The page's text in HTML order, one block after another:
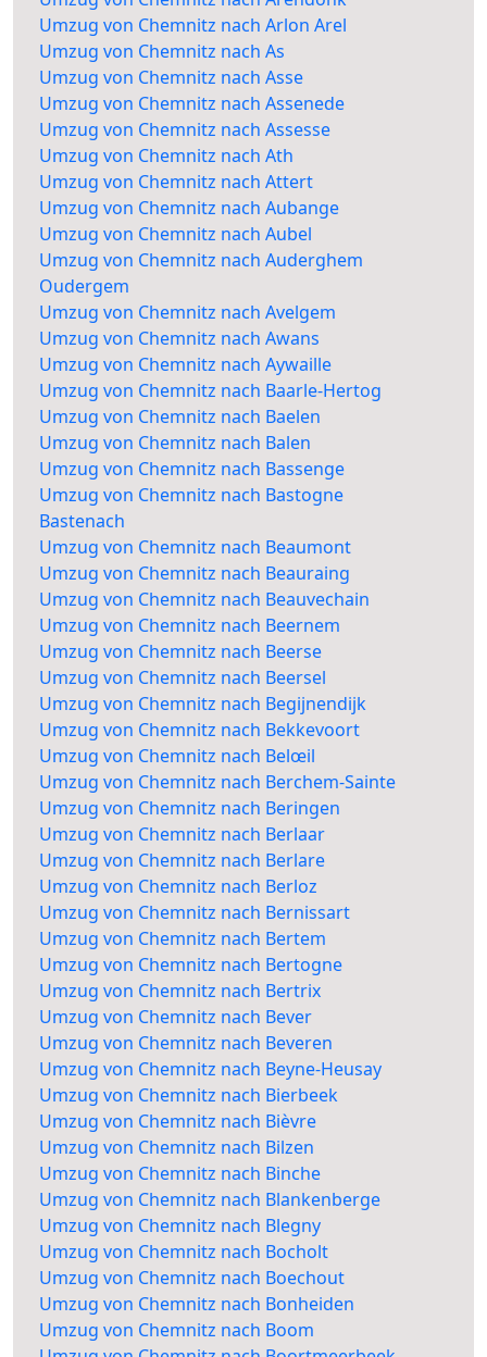
Umzug von Chemnitz nach Arlon Arel
Umzug von Chemnitz nach As
Umzug von Chemnitz nach Asse
Umzug von Chemnitz nach Assenede
Umzug von Chemnitz nach Assesse
Umzug von Chemnitz nach Ath
Umzug von Chemnitz nach Attert
Umzug von Chemnitz nach Aubange
Umzug von Chemnitz nach Aubel
Umzug von Chemnitz nach Auderghem
Oudergem
Umzug von Chemnitz nach Avelgem
Umzug von Chemnitz nach Awans
Umzug von Chemnitz nach Aywaille
Umzug von Chemnitz nach Baarle-Hertog
Umzug von Chemnitz nach Baelen
Umzug von Chemnitz nach Balen
Umzug von Chemnitz nach Bassenge
Umzug von Chemnitz nach Bastogne
Bastenach
Umzug von Chemnitz nach Beaumont
Umzug von Chemnitz nach Beauraing
Umzug von Chemnitz nach Beauvechain
Umzug von Chemnitz nach Beernem
Umzug von Chemnitz nach Beerse
Umzug von Chemnitz nach Beersel
Umzug von Chemnitz nach Begijnendijk
Umzug von Chemnitz nach Bekkevoort
Umzug von Chemnitz nach Belœil
Umzug von Chemnitz nach Berchem-Sainte
Umzug von Chemnitz nach Beringen
Umzug von Chemnitz nach Berlaar
Umzug von Chemnitz nach Berlare
Umzug von Chemnitz nach Berloz
Umzug von Chemnitz nach Bernissart
Umzug von Chemnitz nach Bertem
Umzug von Chemnitz nach Bertogne
Umzug von Chemnitz nach Bertrix
Umzug von Chemnitz nach Bever
Umzug von Chemnitz nach Beveren
Umzug von Chemnitz nach Beyne-Heusay
Umzug von Chemnitz nach Bierbeek
Umzug von Chemnitz nach Bièvre
Umzug von Chemnitz nach Bilzen
Umzug von Chemnitz nach Binche
Umzug von Chemnitz nach Blankenberge
Umzug von Chemnitz nach Blegny
Umzug von Chemnitz nach Bocholt
Umzug von Chemnitz nach Boechout
Umzug von Chemnitz nach Bonheiden
Umzug von Chemnitz nach Boom